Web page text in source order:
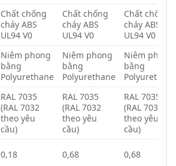
Chất chống
cháy ABS
UL94 V0
Chất chống
cháy ABS
UL94 V0
Chất chống
cháy ABS
UL94 V0
Niêm phong
bằng
Polyurethane
Niêm phong
bằng
Polyurethane
Niêm phong
bằng
RAL 7035
(RAL 7032
theo yêu
cầu)
RAL 7035
(RAL 7032
theo yêu
cầu)
RAL 7035
(RAL 7032
theo yêu
cầu)
0,18 0,68 0,68